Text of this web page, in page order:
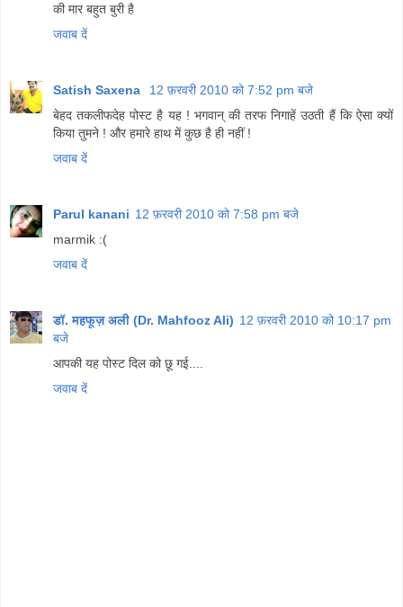
की मार बहुत बुरी है
जवाब दें
Satish Saxena
12 फ़रवरी 2010 को 7:52 pm बजे
बेहद तकलीफदेह पोस्ट है यह ! भगवान् की तरफ निगाहें उठती हैं कि ऐसा क्यों
किया तुमने ! और हमारे हाथ में कुछ है ही नहीं !
जवाब दें
Parul kanani 12 फ़रवरी 2010 को 7:58 pm बजे
marmik :(
जवाब दें
डॉ. महफूज़ अली (Dr. Mahfooz Ali) 12 फ़रवरी 2010 को 10:17 pm
बजे
आपकी यह पोस्ट दिल को छू गई....
जवाब दें